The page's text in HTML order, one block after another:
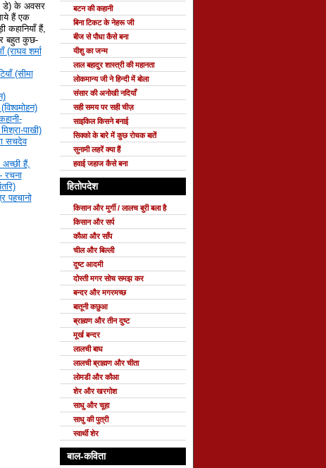
डे) के अवसर
हैं एक
कहानियाँ हैं,
बहुत कुछ-
शर्मा
(सीमा
पाखी)
सचदेव
हैं,
रचना
पहचानो
बटन की कहानी
बिना टिकट के नेहरू जी
बीज से पौधा कैसे बना
यीशु का जन्म
लाल बहादुर शास्त्री की महानता
लोकमान्य जी ने हिन्दी में बोला
संसार की अनोखी नदियाँ
सही समय पर सही चीज़
साइकिल किसने बनाई
सिक्को के बारे में कुछ रोचक बातें
सुनामी लहरें क्या हैं
हवाई जहाज कैसे बना
हितोपदेश
किसान और मुर्गी / लालच बुरी बला है
किसान और सर्प
कौआ और साँप
चील और बिल्ली
दुष्ट आदमी
दोस्ती मगर सोच समझ कर
बन्दर और मगरमच्छ
बातूनी कछुआ
ब्राह्मण और तीन दुष्ट
मूर्ख बन्दर
लालची बाघ
लालची ब्राह्मण और चीता
लोमडी और कौआ
शेर और खरगोश
साधु और चूहा
साधु की पुत्री
स्वार्थी शेर
बाल-कविता